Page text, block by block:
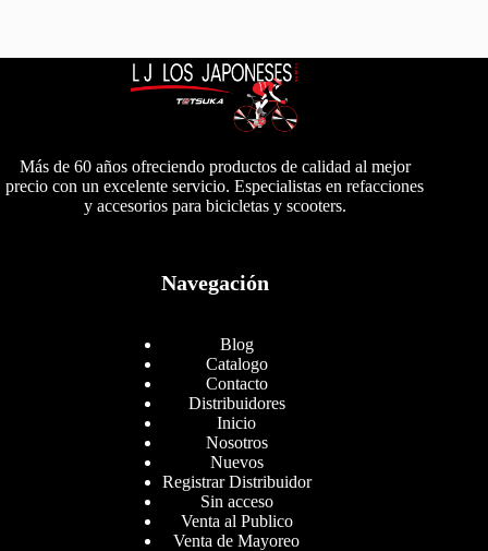
Más de 60 años ofreciendo productos de calidad al mejor
precio con un excelente servicio. Especialistas en refacciones
y accesorios para bicicletas y scooters.
Navegación
Blog
Catalogo
Contacto
Distribuidores
Inicio
Nosotros
Nuevos
Registrar Distribuidor
Sin acceso
Venta al Publico
Venta de Mayoreo